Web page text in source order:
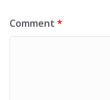
Comment *